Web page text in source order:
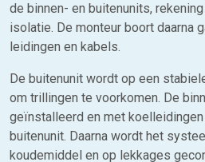
de binnen- en buitenunits,
isolatie. De monteur boort daarna
leidingen en kabels.
De buitenunit wordt op een
om trillingen te voorkomen. De
geïnstalleerd en met
buitenunit. Daarna wordt het
koudemiddel en op lekkages